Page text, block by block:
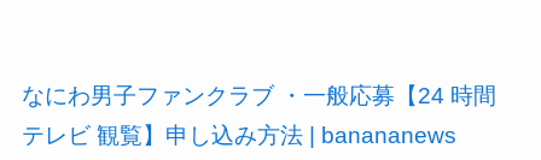
なにわ男子ファンクラブ ・一般応募【24 時間
テレビ 観覧】申し込み方法 | banananews